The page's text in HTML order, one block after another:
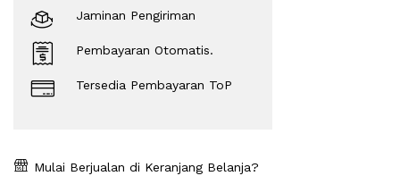
Jaminan Pengiriman
Pembayaran Otomatis.
Tersedia Pembayaran ToP
Mulai Berjualan di Keranjang Belanja?